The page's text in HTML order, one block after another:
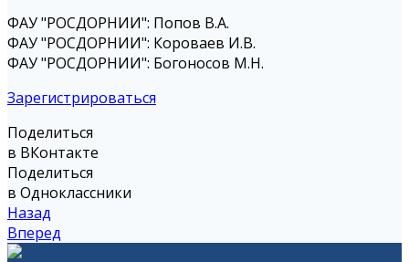
ФАУ "РОСДОРНИИ": Попов В.А.
ФАУ "РОСДОРНИИ": Короваев И.В.
ФАУ "РОСДОРНИИ": Богоносов М.Н.
Зарегистрироваться
Поделиться
в ВКонтакте
Поделиться
в Одноклассники
Назад
Вперед